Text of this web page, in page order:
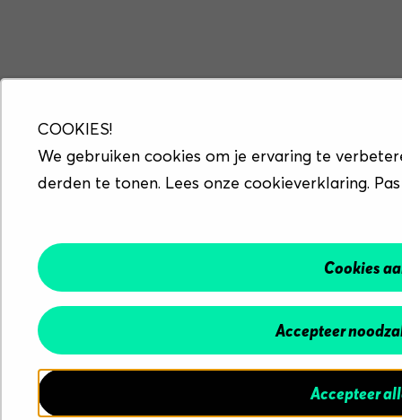
COOKIES!
We gebruiken cookies om je ervaring te
derden te tonen. Lees onze cookieverklaring.
Accepteer
Accepteer
Cookies